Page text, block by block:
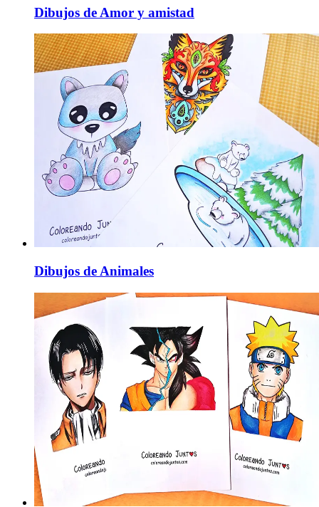
Dibujos de Amor y amistad
Dibujos de Animales